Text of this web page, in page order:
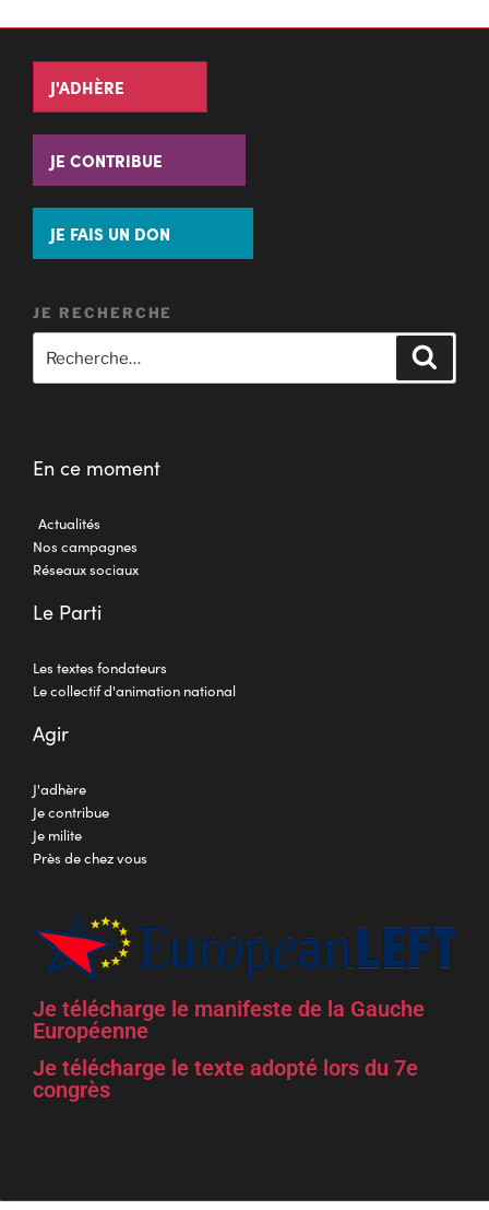
J'ADHÈRE
JE CONTRIBUE
JE FAIS UN DON
JE RECHERCHE
En ce moment
Actualités
Nos campagnes
Réseaux sociaux
Le Parti
Les textes fondateurs
Le collectif d'animation national
Agir
J'adhère
Je contribue
Je milite
Près de chez vous
Je télécharge le manifeste de la Gauche
Européenne
Je télécharge le texte adopté lors du 7e
congrès